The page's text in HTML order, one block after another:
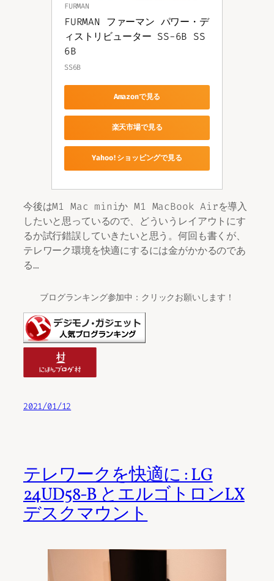
FURMAN
FURMAN ファーマン パワー・デ
ィストリビューター SS-6B SS
6B
SS6B
Amazonで見る
楽天市場で見る
Yahoo!ショッピングで見る
今後はM1 Mac miniか M1 MacBook Airを導入
したいと思っているので、どういうレイアウトにす
るか試行錯誤していきたいと思う。何回も書くが、
テレワーク環境を快適にするには金がかかるのであ
る…
ブログランキング参加中：クリックお願いします！
2021/01/12
テレワークを快適に : LG
24UD58-B とエルゴトロンLX
デスクマウント